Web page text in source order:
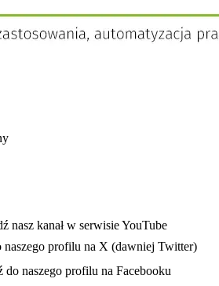
w nowej karcie
się w nowej karcie
nasz kanał w serwisie YouTube
karcie
naszego profilu na X (dawniej Twitter)
się w nowej karcie
do naszego profilu na Facebooku